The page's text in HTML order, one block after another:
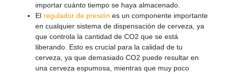
importar cuánto tiempo se haya almacenado.
El regulador de presión es un componente importante
en cualquier sistema de dispensación de cerveza, ya
que controla la cantidad de CO2 que se está
liberando. Esto es crucial para la calidad de tu
cerveza, ya que demasiado CO2 puede resultar en
una cerveza espumosa, mientras que muy poco